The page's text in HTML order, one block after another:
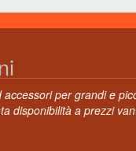
accessori per grandi e
disponibilità a prezzi